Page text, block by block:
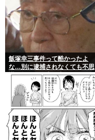
飯塚幸三事件って酷かったよ
な…別に逮捕されなくても不思
議は無いのに上級上級叩かれま
くってさ